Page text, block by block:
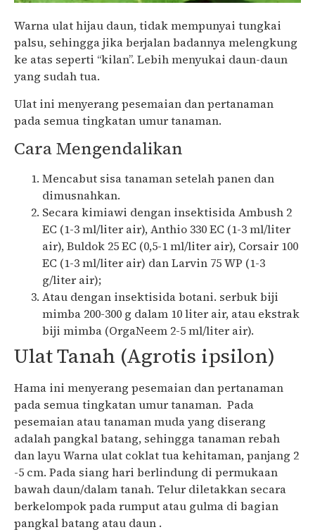
Warna ulat hijau daun, tidak mempunyai tungkai
palsu, sehingga jika berjalan badannya melengkung
ke atas seperti “kilan”. Lebih menyukai daun-daun
yang sudah tua.
Ulat ini menyerang pesemaian dan pertanaman
pada semua tingkatan umur tanaman.
Cara Mengendalikan
Mencabut sisa tanaman setelah panen dan
dimusnahkan.
Secara kimiawi dengan insektisida Ambush 2
EC (1-3 ml/liter air), Anthio 330 EC (1-3 ml/liter
air), Buldok 25 EC (0,5-1 ml/liter air), Corsair 100
EC (1-3 ml/liter air) dan Larvin 75 WP (1-3
g/liter air);
Atau dengan insektisida botani. serbuk biji
mimba 200-300 g dalam 10 liter air, atau ekstrak
biji mimba (OrgaNeem 2-5 ml/liter air).
Ulat Tanah (Agrotis ipsilon)
Hama ini menyerang pesemaian dan pertanaman
pada semua tingkatan umur tanaman. Pada
pesemaian atau tanaman muda yang diserang
adalah pangkal batang, sehingga tanaman rebah
dan layu Warna ulat coklat tua kehitaman, panjang 2
-5 cm. Pada siang hari berlindung di permukaan
bawah daun/dalam tanah. Telur diletakkan secara
berkelompok pada rumput atau gulma di bagian
pangkal batang atau daun .